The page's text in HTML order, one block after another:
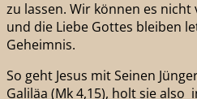
zu lassen. Wir können es nicht
und die Liebe Gottes bleiben
Geheimnis.
So geht Jesus mit Seinen
Galiläa (Mk 4,15), holt sie also